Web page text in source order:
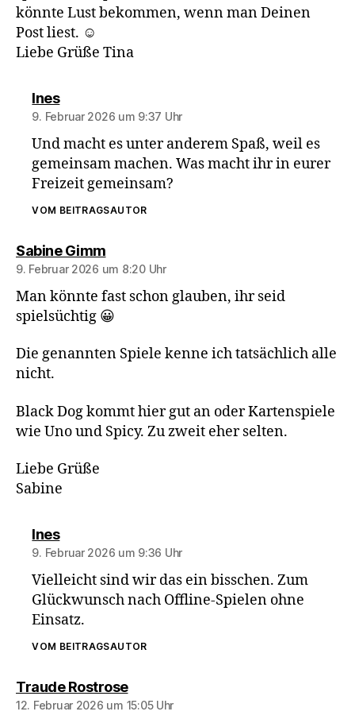
könnte Lust bekommen, wenn man Deinen
Post liest. ☺️
Liebe Grüße Tina
Inessagt:
9. Februar 2026 um 9:37 Uhr
Und macht es unter anderem Spaß, weil es
gemeinsam machen. Was macht ihr in eurer
Freizeit gemeinsam?
VOM BEITRAGSAUTOR
Sabine Gimmsagt:
9. Februar 2026 um 8:20 Uhr
Man könnte fast schon glauben, ihr seid
spielsüchtig 😀
Die genannten Spiele kenne ich tatsächlich alle
nicht.
Black Dog kommt hier gut an oder Kartenspiele
wie Uno und Spicy. Zu zweit eher selten.
Liebe Grüße
Sabine
Inessagt:
9. Februar 2026 um 9:36 Uhr
Vielleicht sind wir das ein bisschen. Zum
Glückwunsch nach Offline-Spielen ohne
Einsatz.
VOM BEITRAGSAUTOR
Traude Rostrosesagt:
12. Februar 2026 um 15:05 Uhr